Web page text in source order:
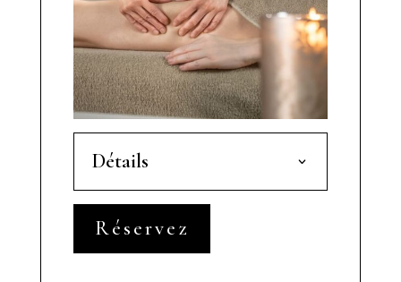
Détails
Réservez